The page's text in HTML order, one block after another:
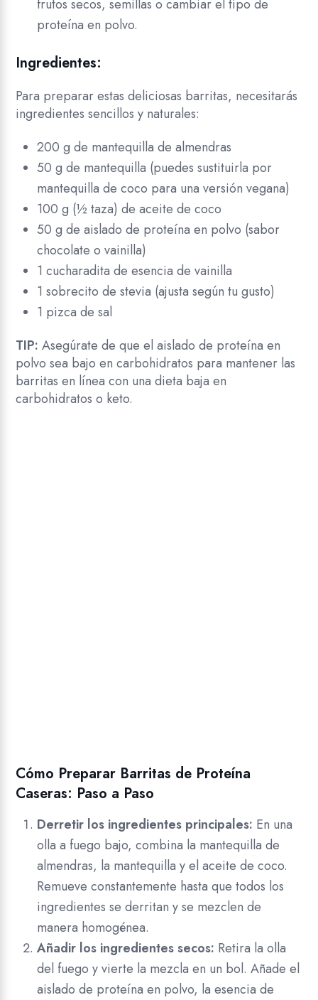
frutos secos, semillas o cambiar el tipo de
proteína en polvo.
Ingredientes:
Para preparar estas deliciosas barritas, necesitarás
ingredientes sencillos y naturales:
200 g de mantequilla de almendras
50 g de mantequilla (puedes sustituirla por
mantequilla de coco para una versión vegana)
100 g (½ taza) de aceite de coco
50 g de aislado de proteína en polvo (sabor
chocolate o vainilla)
1 cucharadita de esencia de vainilla
1 sobrecito de stevia (ajusta según tu gusto)
1 pizca de sal
TIP: Asegúrate de que el aislado de proteína en
polvo sea bajo en carbohidratos para mantener las
barritas en línea con una dieta baja en
carbohidratos o keto.
Cómo Preparar Barritas de Proteína
Caseras: Paso a Paso
Derretir los ingredientes principales: En una
olla a fuego bajo, combina la mantequilla de
almendras, la mantequilla y el aceite de coco.
Remueve constantemente hasta que todos los
ingredientes se derritan y se mezclen de
manera homogénea.
Añadir los ingredientes secos: Retira la olla
del fuego y vierte la mezcla en un bol. Añade el
aislado de proteína en polvo, la esencia de